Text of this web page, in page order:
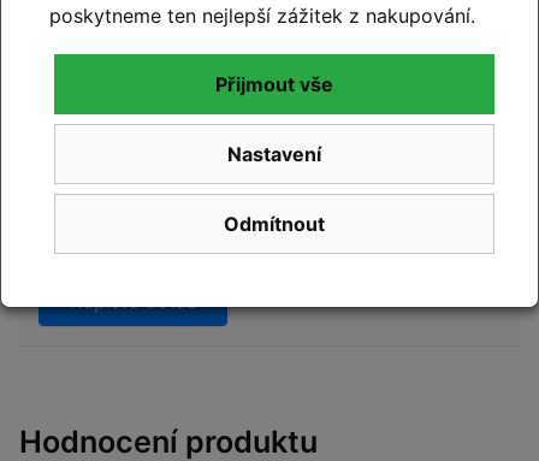
Dotazy k produktu(0)
Máte otázky k produktu:Celoodpružené kolo
ORBEA OCCAM H30 LeoOrange-Black 2023
Hodnocení produktu
poskytneme ten nejlepší zážitek z nakupování.
Odmítnout
Nastavení
Přijmout vše